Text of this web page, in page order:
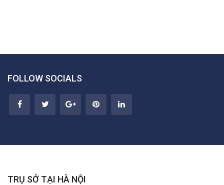
FOLLOW SOCIALS
TRỤ SỞ TẠI HÀ NỘI